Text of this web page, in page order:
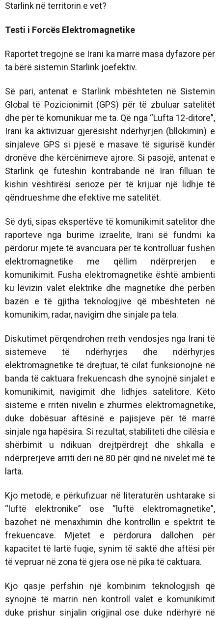
Starlink në territorin e vet?
Testi i Forcës Elektromagnetike
Raportet tregojnë se Irani ka marrë masa dyfazore për
ta bërë sistemin Starlink joefektiv.
Së pari, antenat e Starlink mbështeten në Sistemin
Global të Pozicionimit (GPS) për të zbuluar satelitët
dhe për të komunikuar me ta. Që nga “Lufta 12-ditore”,
Irani ka aktivizuar gjerësisht ndërhyrjen (bllokimin) e
sinjaleve GPS si pjesë e masave të sigurisë kundër
dronëve dhe kërcënimeve ajrore. Si pasojë, antenat e
Starlink që futeshin kontrabandë në Iran filluan të
kishin vështirësi serioze për të krijuar një lidhje të
qëndrueshme dhe efektive me satelitët.
Së dyti, sipas ekspertëve të komunikimit satelitor dhe
raporteve nga burime izraelite, Irani së fundmi ka
përdorur mjete të avancuara për të kontrolluar fushën
elektromagnetike me qëllim ndërprerjen e
komunikimit. Fusha elektromagnetike është ambienti
ku lëvizin valët elektrike dhe magnetike dhe përbën
bazën e të gjitha teknologjive që mbështeten në
komunikim, radar, navigim dhe sinjale pa tela.
Diskutimet përqendrohen rreth vendosjes nga Irani të
sistemeve të ndërhyrjes dhe ndërhyrjes
elektromagnetike të drejtuar, të cilat funksionojnë në
banda të caktuara frekuencash dhe synojnë sinjalet e
komunikimit, navigimit dhe lidhjes satelitore. Këto
sisteme e rritën nivelin e zhurmës elektromagnetike,
duke dobësuar aftësinë e pajisjeve për të marrë
sinjale nga hapësira. Si rezultat, stabiliteti dhe cilësia e
shërbimit u ndikuan drejtpërdrejt dhe shkalla e
ndërprerjeve arriti deri në 80 për qind në nivelet më të
larta.
Kjo metodë, e përkufizuar në literaturën ushtarake si
“luftë elektronike” ose “luftë elektromagnetike”,
bazohet në menaxhimin dhe kontrollin e spektrit të
frekuencave. Mjetet e përdorura dallohen për
kapacitet të lartë fuqie, synim të saktë dhe aftësi për
të vepruar në zona të gjera ose në pika të caktuara.
Kjo qasje përfshin një kombinim teknologjish që
synojnë të marrin nën kontroll valët e komunikimit
duke prishur sinjalin origjinal ose duke ndërhyrë në